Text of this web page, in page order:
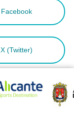
Facebook
X (Twitter)